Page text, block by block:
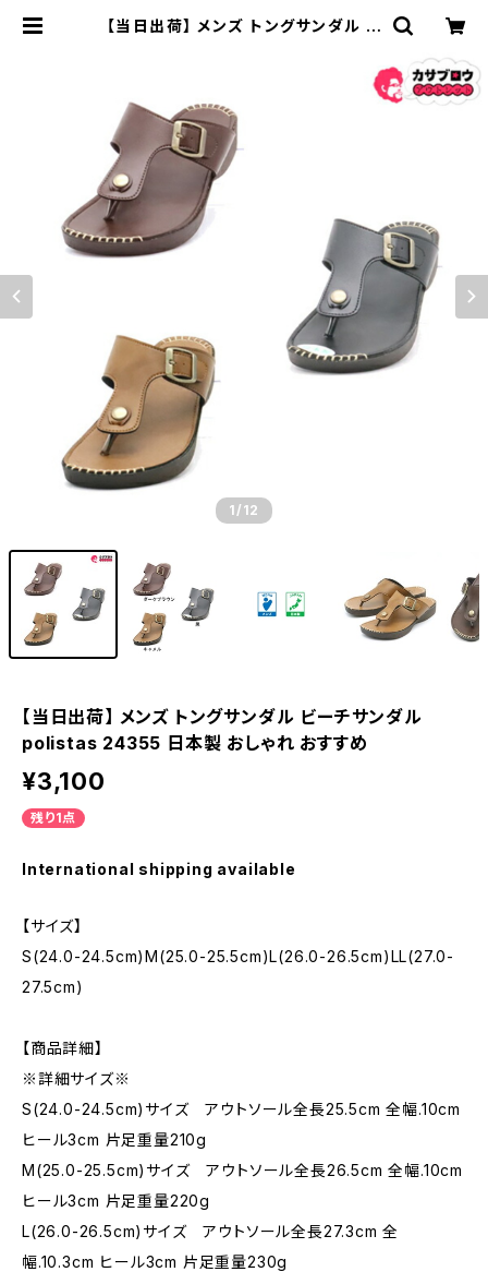
【当日出荷】 メンズ トングサンダル ビ
1 /12
【当日出荷】 メンズ トングサンダル ビーチサンダル
polistas 24355 日本製 おしゃれ おすすめ
¥3,100
残り1点
International shipping available
【サイズ】
S(24.0-24.5cm)M(25.0-25.5cm)L(26.0-26.5cm)LL(27.0-
27.5cm)
【商品詳細】
※詳細サイズ※
S(24.0-24.5cm)サイズ アウトソール全長25.5cm 全幅.10cm
ヒール3cm 片足重量210g
M(25.0-25.5cm)サイズ アウトソール全長26.5cm 全幅.10cm
ヒール3cm 片足重量220g
L(26.0-26.5cm)サイズ アウトソール全長27.3cm 全
幅.10.3cm ヒール3cm 片足重量230g